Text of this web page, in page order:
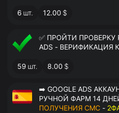
6 шт. 12.00 $
✅ ПРОЙТИ ПРОВЕРКУ
ADS -
59 шт. 8.00 $
➡️ GOOGLE ADS АККАУНТЫ - ES
РУЧНОЙ ФАРМ 14
ПОЛУЧЕНИЯ СМС -